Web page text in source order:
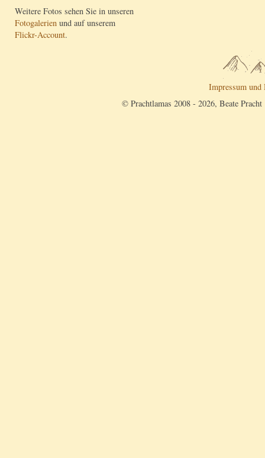
Weitere Fotos sehen Sie in unseren
Fotogalerien und auf unserem
Flickr-Account.
Impressum und
© Prachtlamas 2008 - 2026, Beate Pracht